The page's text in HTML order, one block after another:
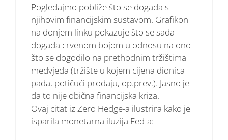
Pogledajmo pobliže što se događa s
njihovim financijskim sustavom. Grafikon
na donjem linku pokazuje što se sada
događa crvenom bojom u odnosu na ono
što se dogodilo na prethodnim tržištima
medvjeda (tržište u kojem cijena dionica
pada, potičući prodaju, op.prev.). Jasno je
da to nije obična financijska kriza.
Ovaj citat iz Zero Hedge-a ilustrira kako je
isparila monetarna iluzija Fed-a: